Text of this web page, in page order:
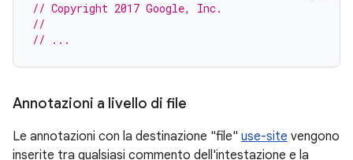
// Copyright 2017 Google, Inc.
//
// ...
Annotazioni a livello di file
Le annotazioni con la destinazione "file" use-site vengono
inserite tra qualsiasi commento dell'intestazione e la